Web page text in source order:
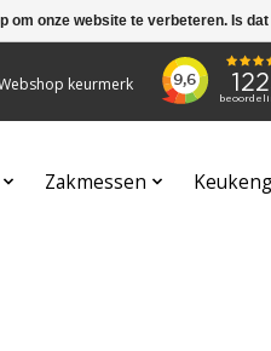
keurmerk
Zakmessen
om onze website te verbeteren. Is